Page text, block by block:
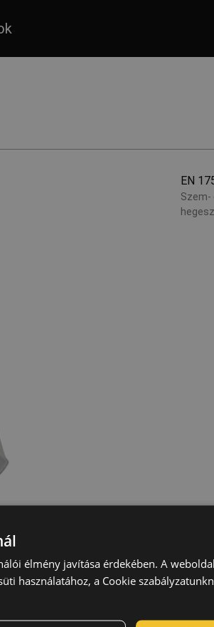
EN
Szem-
élmény javítása érdekében. A
használatához, a Cookie